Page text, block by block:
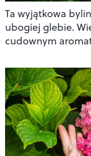
Ta wyjątkowa
ubogiej glebie.
cudownym